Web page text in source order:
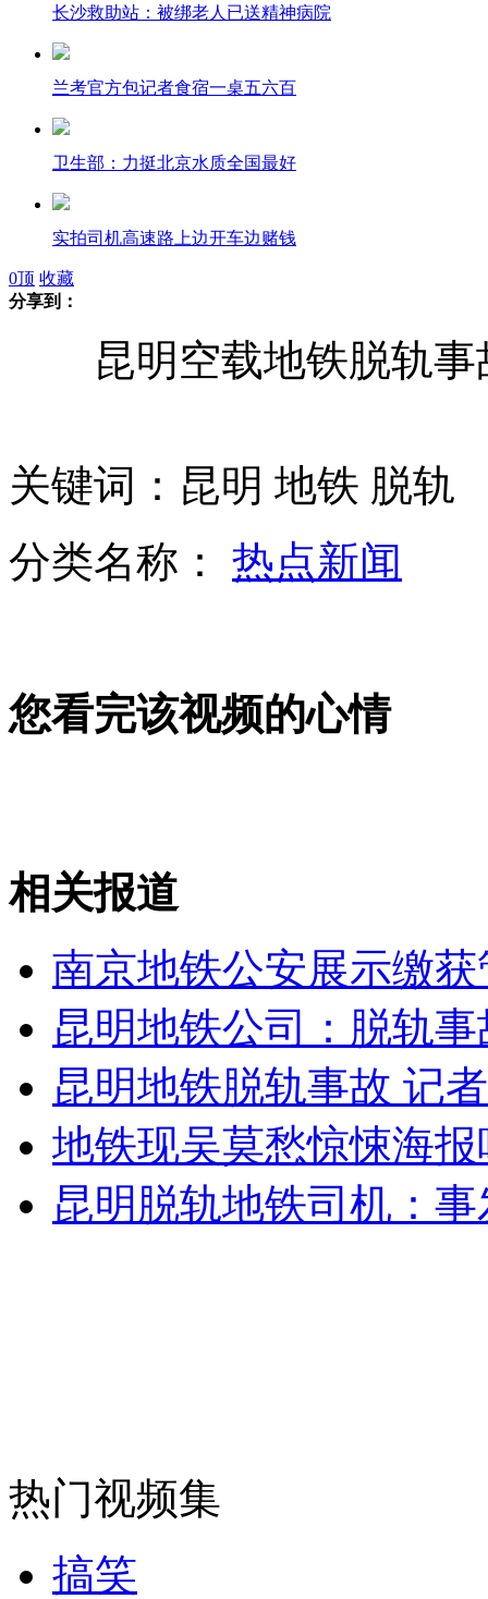
长沙救助站：被绑老人已送精神病院
兰考官方包记者食宿一桌五六百
卫生部：力挺北京水质全国最好
实拍司机高速路上边开车边赌钱
阿女总统恐专机造扣租飞机
朝举行誓师大会贯彻金正恩讲话
实拍司机违规停车竟愤怒"咆哮"乘客
山西运城恶犬咬伤多人 警民合力深夜将其击毙
无痛分娩是否安全 医生回应
外交部：反对强权政治霸凌主义
外交部：有关国家言论片面不公正
安徽一实载49人客车翻车
0顶 收藏
分享到：
昆明空载地铁脱轨事
关键词：昆明 地铁 脱轨
分类名称： 热点新闻
您看完该视频的心情
相关报道
南京地铁公安展示缴
昆明地铁公司：脱轨
昆明地铁脱轨事故 记
地铁现吴莫愁惊悚海
昆明脱轨地铁司机：
热门视频集
搞笑